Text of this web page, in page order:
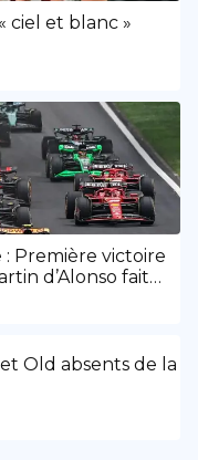
ciel et blanc »
: Première victoire
d’Alonso fait
Old absents de la